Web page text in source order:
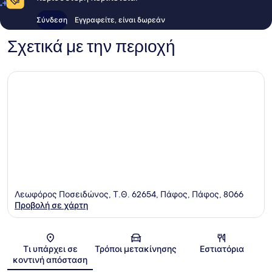
Σύνδεση Εγγραφείτε, είναι δωρεάν
Σχετικά με την περιοχή
Χάρτης
Λεωφόρος Ποσειδώνος, Τ.Θ. 62654, Πάφος, Πάφος, 8066
Προβολή σε χάρτη
Τι υπάρχει σε
κοντινή απόσταση
Τρόποι μετακίνησης Εστιατόρια